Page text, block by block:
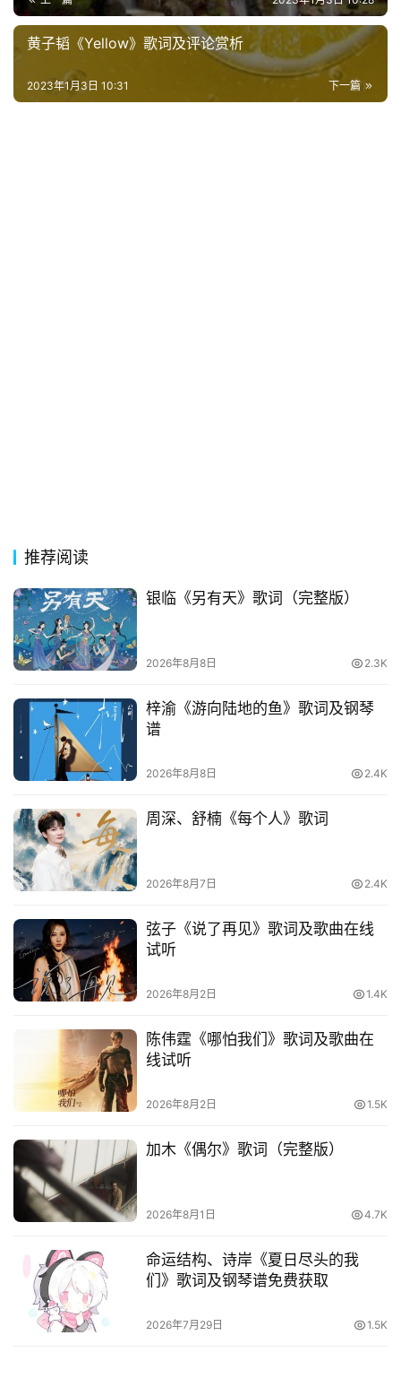
好
词
好
句
影
台
词
其
他
词
语
黄子韬《Yellow》歌词及评论赏析
下一篇
2023年1月3日 10:31
推荐阅读
银临《另有天》歌词（完整版）
2026年8月8日 2.3K
梓渝《游向陆地的鱼》歌词及钢琴
谱
2026年8月8日 2.4K
周深、舒楠《每个人》歌词
2026年8月7日 2.4K
弦子《说了再见》歌词及歌曲在线
试听
2026年8月2日 1.4K
陈伟霆《哪怕我们》歌词及歌曲在
线试听
2026年8月2日 1.5K
加木《偶尔》歌词（完整版）
2026年8月1日 4.7K
命运结构、诗岸《夏日尽头的我
们》歌词及钢琴谱免费获取
2026年7月29日 1.5K